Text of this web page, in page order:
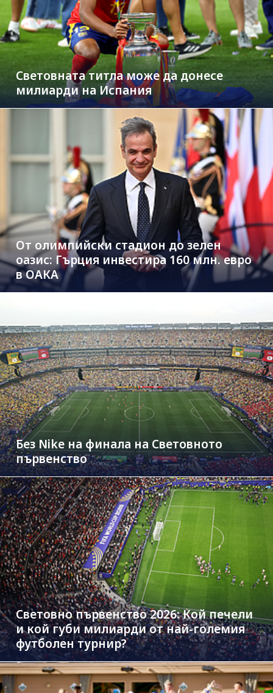
Световната титла може да донесе
милиарди на Испания
От олимпийски стадион до зелен
оазис: Гърция инвестира 160 млн. евро
в ОАКА
Без Nike на финала на Световното
първенство
Световно първенство 2026: Кой печели
и кой губи милиарди от най-големия
футболен турнир?